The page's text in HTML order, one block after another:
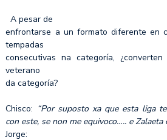
A pesar de
enfrontarse a un formato diferente en
tempadas
consecutivas na categoría,
veterano
da categoría?
Chisco: “Por suposto xa que esta liga
con este, se non me equivoco….. e Zalaeta
Jorge: